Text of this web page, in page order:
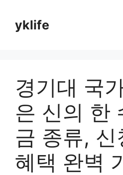
contentyklife
경기대 국
은 신의 한
금 종류, 신
혜택 완벽